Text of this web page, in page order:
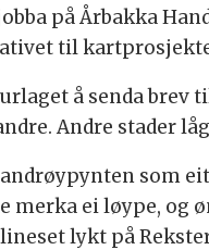
på Årbakka
til
å senda
Andre stader
som
merka ei løype, og
lykt på